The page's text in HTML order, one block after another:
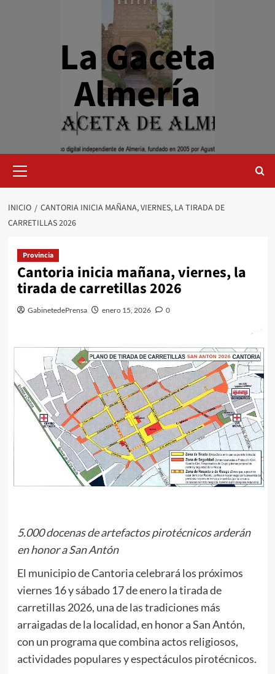
La Gaceta
Almería
primario
INICIO
CANTORIA INICIA MAÑANA, VIERNES, LA TIRADA DE
CARRETILLAS 2026
Provincia
Cantoria inicia mañana, viernes, la
tirada de carretillas 2026
GabinetedePrensa enero 15, 2026 0
5.000 docenas de artefactos pirotécnicos arderán
en honor a San Antón
El municipio de Cantoria celebrará los próximos
viernes 16 y sábado 17 de enero la tirada de
carretillas 2026, una de las tradiciones más
arraigadas de la localidad, en honor a San Antón,
con un programa que combina actos religiosos,
actividades populares y espectáculos pirotécnicos.